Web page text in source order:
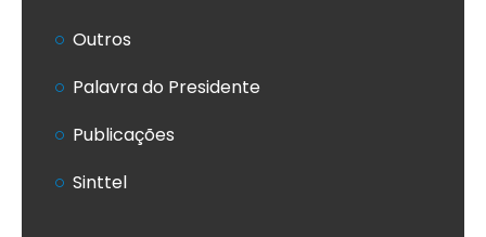
Outros
Palavra do Presidente
Publicações
Sinttel